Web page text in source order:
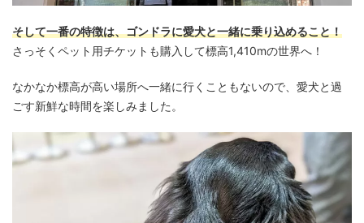
そして一番の特徴は、ゴンドラに愛犬と一緒に乗り込めること！
さっそくペット用チケットも購入して標高1,410mの世界へ！
なかなか標高が高い場所へ一緒に行くこともないので、愛犬と過
ごす新鮮な時間を楽しみました。